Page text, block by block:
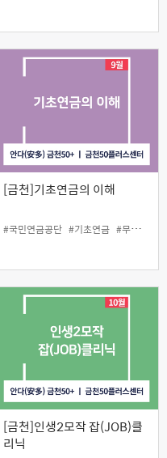
[금천]기초연금의 이해
#국민연금공단 #기초연금 #무료
[금천]인생2모작 잡(JOB)클
리닉